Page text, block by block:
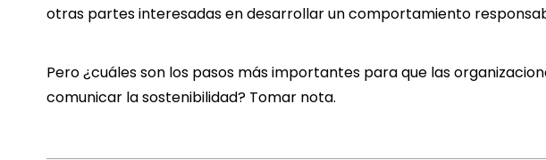
otras partes interesadas en desarrollar un comportamiento
Pero ¿cuáles son los pasos más importantes para que las
comunicar la sostenibilidad? Tomar nota.